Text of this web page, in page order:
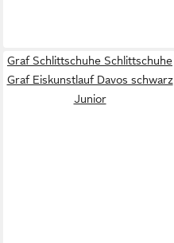
Graf Schlittschuhe Schlittschuhe
Graf Eiskunstlauf Davos schwarz
Junior